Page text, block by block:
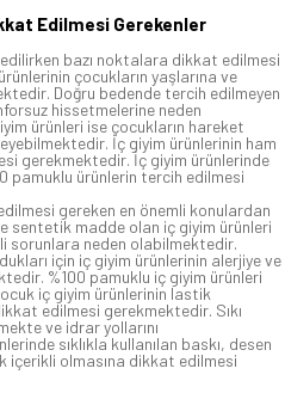
Edilmesi Gerekenler
bazı noktalara dikkat edilmesi
çocukların yaşlarına ve
Doğru bedende tercih edilmeyen
hissetmelerine neden
ürünleri ise çocukların hareket
İç giyim ürünlerinin ham
gerekmektedir. İç giyim ürünlerinde
pamuklu ürünlerin tercih edilmesi
gereken en önemli konulardan
sentetik madde olan iç giyim ürünleri
sorunlara neden olabilmektedir.
için iç giyim ürünlerinin alerjiye ve
%100 pamuklu iç giyim ürünleri
iç giyim ürünlerinin lastik
edilmesi gerekmektedir. Sıkı
ve idrar yollarını
sıklıkla kullanılan baskı, desen
içerikli olmasına dikkat edilmesi